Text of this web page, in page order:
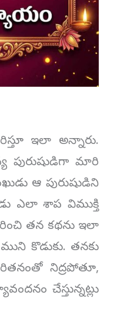
ఇలా అన్నారు.
పురుషుడిగా మారి
ఆ పురుషుడిని
ఎలా శాప విముక్తి
తన కథను ఇలా
కొడుకు. తనకు
నిద్రపోతూ,
చేస్తున్నట్లు